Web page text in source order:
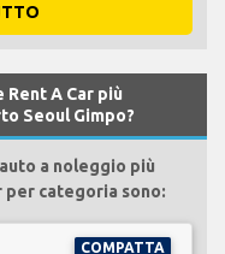
A Car più
Seoul Gimpo?
a noleggio più
per categoria sono:
COMPATTA